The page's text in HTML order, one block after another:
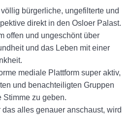
bürgerliche, ungefilterte und
direkt in den Osloer Palast.
offen und ungeschönt über
und das Leben mit einer
mediale Plattform super aktiv,
und benachteiligten Gruppen
Stimme zu geben.
alles genauer anschaust, wird